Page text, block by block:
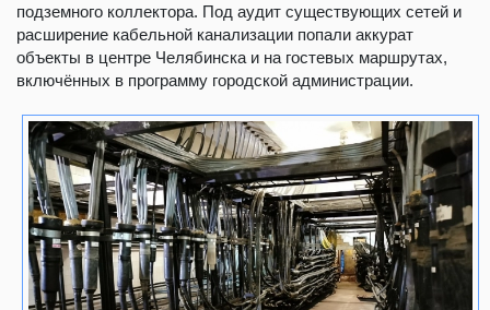
подземного коллектора. Под аудит существующих сетей и
расширение кабельной канализации попали аккурат
объекты в центре Челябинска и на гостевых маршрутах,
включённых в программу городской администрации.